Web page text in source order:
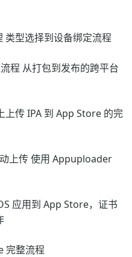
类型选择到设备绑定流程
程 从打包到发布的跨平台
上传 IPA 到 App Store 的完
上传 使用 Appuploader
应用到 App Store，证书
完整流程